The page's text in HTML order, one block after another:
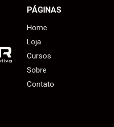
PÁGINAS
Home
Loja
Cursos
Sobre
Contato